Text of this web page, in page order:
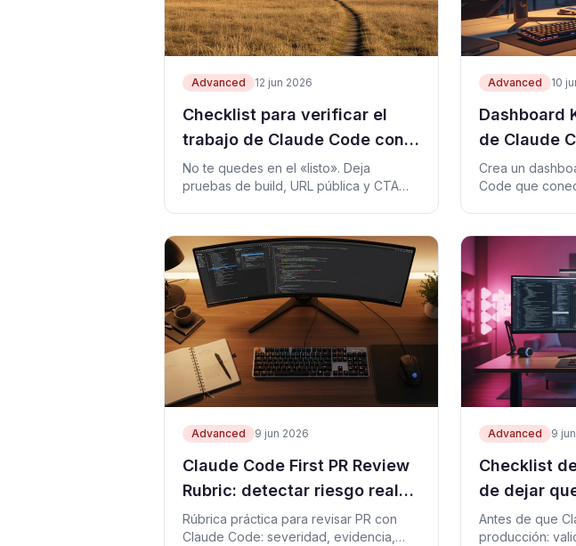
Advanced 12 jun 2026
Checklist para verificar el
trabajo de Claude Code con
pruebas reales
No te quedes en el «listo». Deja
pruebas de build, URL pública y CTA
Advanced 10
Dashboard
de Claude
ingresos y
Crea un
Code que
Advanced 9 jun 2026
Claude Code First PR Review
Rubric: detectar riesgo real
antes del estilo
Rúbrica práctica para revisar PR con
Claude Code: severidad, evidencia,
Advanced 9
Checklist
de dejar
despliegue
Antes de que
producción: